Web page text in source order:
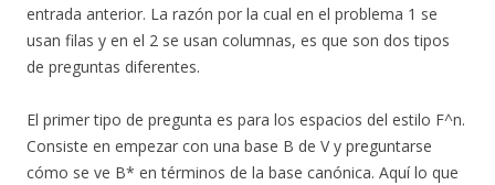
entrada anterior. La razón por la cual en el problema 1 se
usan filas y en el 2 se usan columnas, es que son dos tipos
de preguntas diferentes.
El primer tipo de pregunta es para los espacios del estilo F^n.
Consiste en empezar con una base B de V y preguntarse
cómo se ve B* en términos de la base canónica. Aquí lo que